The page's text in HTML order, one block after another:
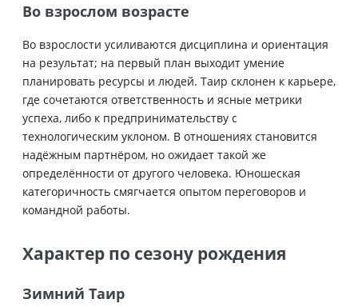
Во взрослом возрасте
Во взрослости усиливаются дисциплина и ориентация
на результат; на первый план выходит умение
планировать ресурсы и людей. Таир склонен к карьере,
где сочетаются ответственность и ясные метрики
успеха, либо к предпринимательству с
технологическим уклоном. В отношениях становится
надёжным партнёром, но ожидает такой же
определённости от другого человека. Юношеская
категоричность смягчается опытом переговоров и
командной работы.
Характер по сезону рождения
Зимний Таир